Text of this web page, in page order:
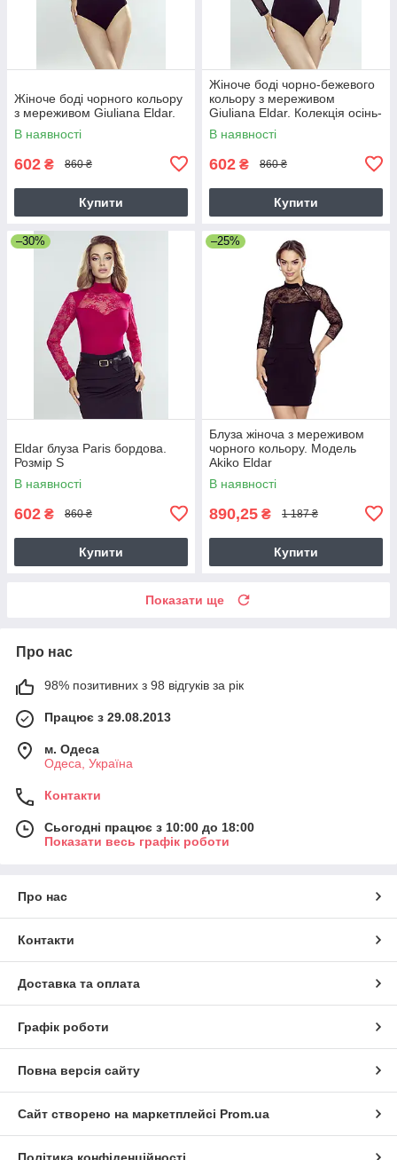
Жіноче боді чорного кольору
з мереживом Giuliana Eldar.
В наявності
602 ₴ 860 ₴
Купити
Жіноче боді чорно-бежевого
кольору з мереживом
Giuliana Eldar. Колекція осінь-
зима
В наявності
602 ₴ 860 ₴
Купити
–30%
Eldar блуза Paris бордова.
Розмір S
В наявності
602 ₴ 860 ₴
Купити
–25%
Блуза жіноча з мереживом
чорного кольору. Модель
Akiko Eldar
В наявності
890,25 ₴ 1 187 ₴
Купити
Показати ще
Про нас
98% позитивних з 98 відгуків за рік
Працює з 29.08.2013
м. Одеса
Одеса, Україна
Контакти
Сьогодні працює з 10:00 до 18:00
Показати весь графік роботи
Про нас
Контакти
Доставка та оплата
Графік роботи
Повна версія сайту
Сайт створено на маркетплейсі Prom.ua